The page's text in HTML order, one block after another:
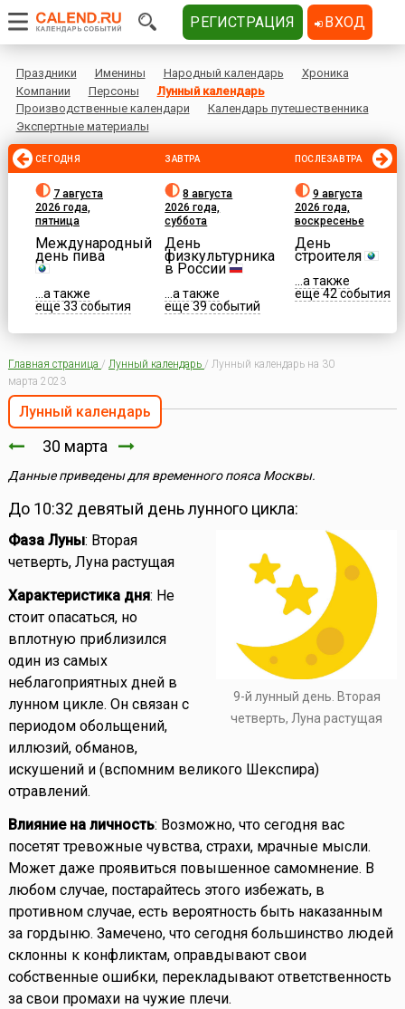
Праздники Именины Народный календарь
Хроника
Компании
Персоны
Лунный календарь
Производственные календари
Календарь путешественника
Экспертные материалы
СЕГОДНЯ
7 августа
2026 года,
пятница
Международный
день пива
...а также
еще 33 события
ЗАВТРА
8 августа
2026 года,
суббота
День
физкультурника
в России
...а также
еще 39 событий
ПОСЛЕЗАВТРА
9 августа
2026 года,
воскресенье
День
строителя
...а также
еще 42 события
Главная страница / Лунный календарь / Лунный календарь на 30
марта 2023
Лунный календарь
30 марта
Данные приведены для временного пояса Москвы.
До 10:32 девятый день лунного цикла:
9-й лунный день. Вторая
четверть, Луна растущая
Фаза Луны: Вторая
четверть, Луна растущая
Характеристика дня: Не
стоит опасаться, но
вплотную приблизился
один из самых
неблагоприятных дней в
лунном цикле. Он связан с
периодом обольщений,
иллюзий, обманов,
искушений и (вспомним великого Шекспира)
отравлений.
Влияние на личность: Возможно, что сегодня вас
посетят тревожные чувства, страхи, мрачные мысли.
Может даже проявиться повышенное самомнение. В
любом случае, постарайтесь этого избежать, в
противном случае, есть вероятность быть наказанным
за гордыню. Замечено, что сегодня большинство людей
склонны к конфликтам, оправдывают свои
собственные ошибки, перекладывают ответственность
за свои промахи на чужие плечи.
РЕГИСТРАЦИЯ ВХОД